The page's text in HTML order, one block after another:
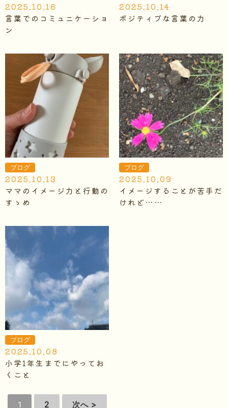
2025.10.16
言葉でのコミュニケーショ
ン
2025.10.14
ポジティブな言葉の力
ブログ
2025.10.13
ママのイメージ力と行動の
すゝめ
ブログ
2025.10.09
イメージすることが苦手だ
けれど……
ブログ
2025.10.08
小学1年生までにやってお
くこと
1 2 次へ >